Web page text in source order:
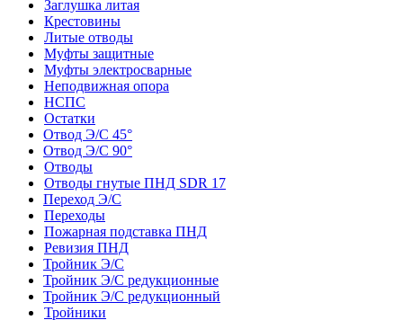
Заглушка литая
Крестовины
Литые отводы
Муфты защитные
Муфты электросварные
Неподвижная опора
НСПС
Остатки
Отвод Э/С 45°
Отвод Э/С 90°
Отводы
Отводы гнутые ПНД SDR 17
Переход Э/С
Переходы
Пожарная подставка ПНД
Ревизия ПНД
Тройник Э/С
Тройник Э/С редукционные
Тройник Э/С редукционный
Тройники